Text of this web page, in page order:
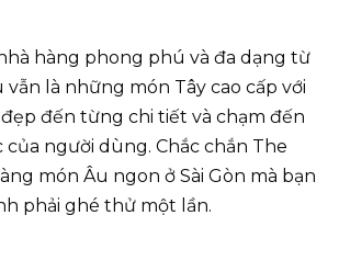
hàng phong phú và đa dạng từ
vẫn là những món Tây cao cấp với
đến từng chi tiết và chạm đến
của người dùng. Chắc chắn The
món Âu ngon ở Sài Gòn mà bạn
phải ghé thử một lần.